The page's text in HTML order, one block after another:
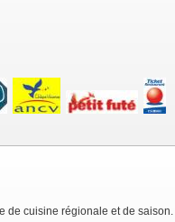
cuisine régionale et de